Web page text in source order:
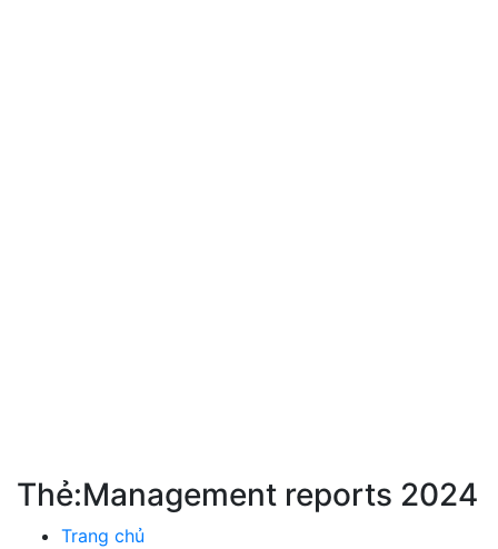
Thẻ:Management reports 2024
Trang chủ